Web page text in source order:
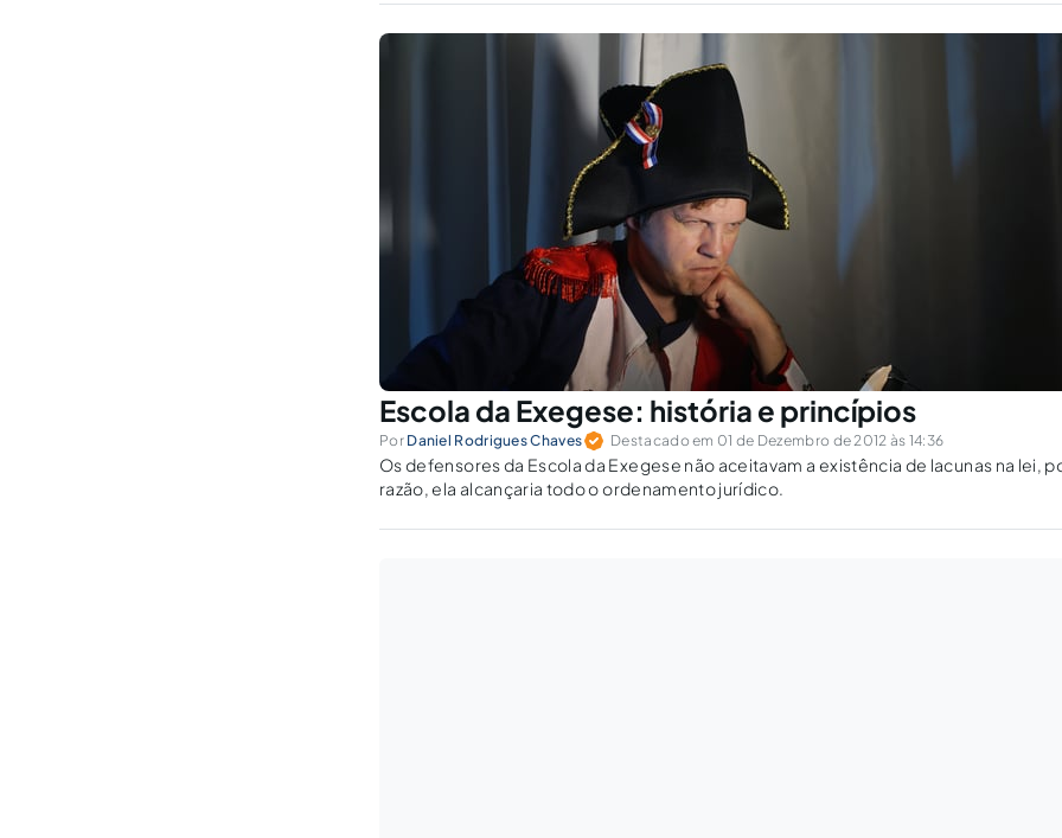
Escola da Exegese: história e princípios
Por Daniel Rodrigues Chaves Destacado em 01 de Dezembro de 2012 às 14:36
Os defensores da Escola da Exegese não aceitavam a existência de lacunas na lei,
razão, ela alcançaria todo o ordenamento jurídico.